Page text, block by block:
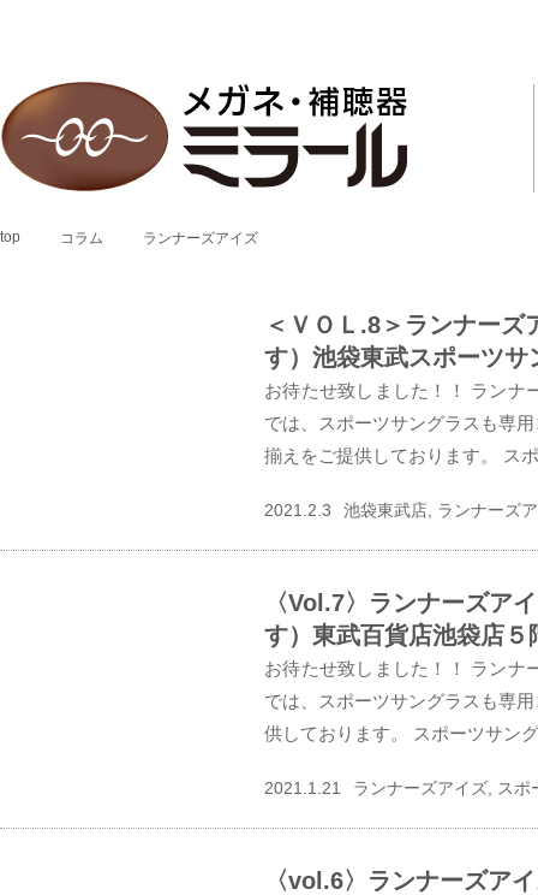
top コラム ランナーズアイズ
＜ＶＯＬ.8＞ランナー
す）池袋東武スポーツサ
お待たせ致しました！！ ランナ
では、スポーツサングラスも専
揃えをご提供しております。 ス
2021.2.3 池袋東武店, ランナーズ
〈Vol.7〉ランナーズア
す）東武百貨店池袋店
お待たせ致しました！！ ランナ
では、スポーツサングラスも専
供しております。 スポーツサン
2021.1.21 ランナーズアイズ, スポ
〈vol.6〉ランナーズア